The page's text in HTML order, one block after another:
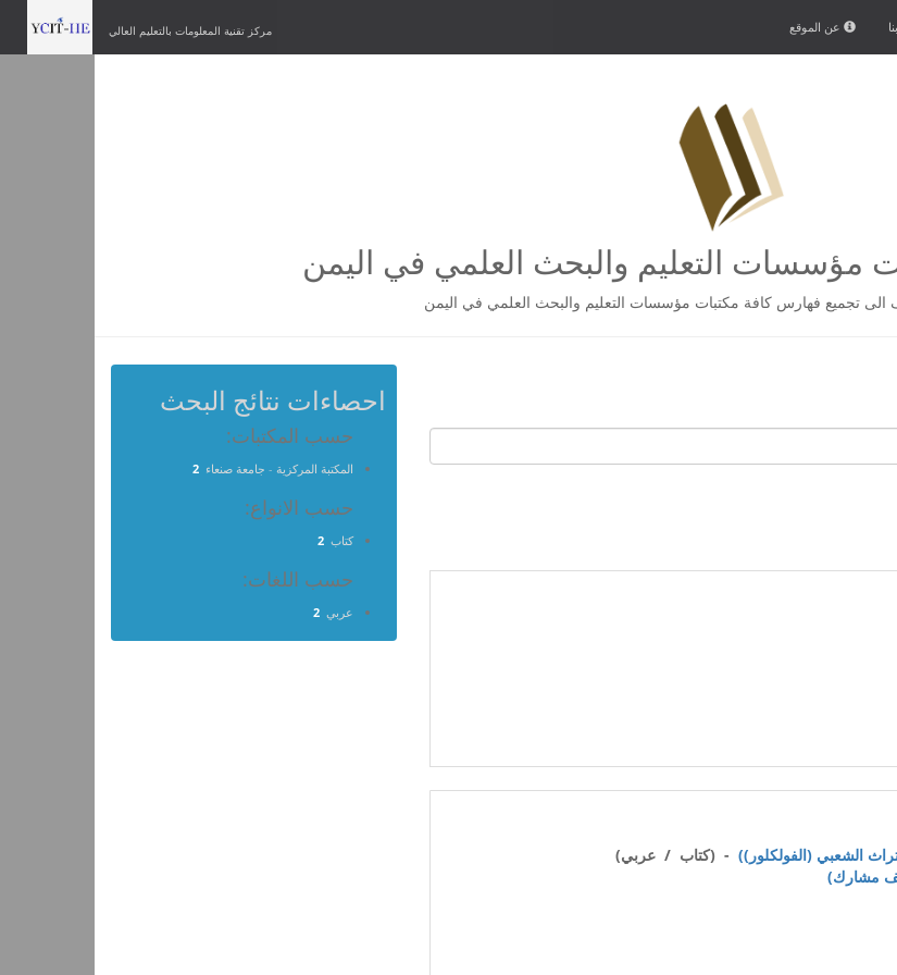
مركز تقنية المعلومات بالتعليم العالي عن الموقع
مؤسسات التعليم والبحث العلمي في اليمن
تجميع فهارس كافة مكتبات مؤسسات التعليم والبحث العلمي في اليمن
- (كتاب / عربي)
مشارك)
احصاءات نتائج البحث
حسب المكتبات:
المكتبة المركزية - جامعة صنعاء 2
حسب الانواع:
كتاب 2
حسب اللغات:
عربي 2